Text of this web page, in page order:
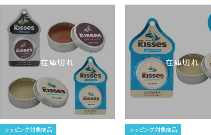
在庫切れ
ラッピング対象商品
在庫切れ
ラッピング対象商品